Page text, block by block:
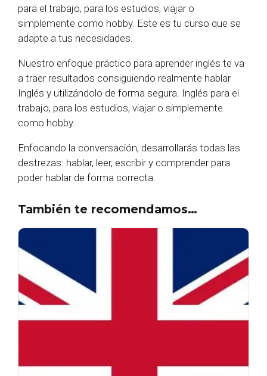
para el trabajo, para los estudios, viajar o
simplemente como hobby. Este es tu curso que se
adapte a tus necesidades.
Nuestro enfoque práctico para aprender inglés te va
a traer resultados consiguiendo realmente hablar
Inglés y utilizándolo de forma segura. Inglés para el
trabajo, para los estudios, viajar o simplemente
como hobby.
Enfocando la conversación, desarrollarás todas las
destrezas: hablar, leer, escribir y comprender para
poder hablar de forma correcta.
También te recomendamos…